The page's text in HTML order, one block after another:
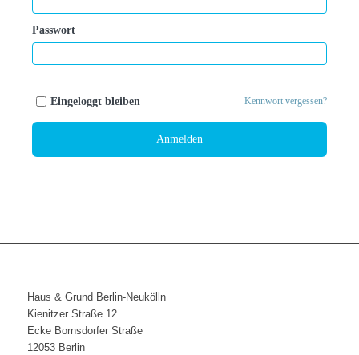
Passwort
Eingeloggt bleiben Kennwort vergessen?
Anmelden
Haus & Grund Berlin-Neukölln
Kienitzer Straße 12
Ecke Bornsdorfer Straße
12053 Berlin